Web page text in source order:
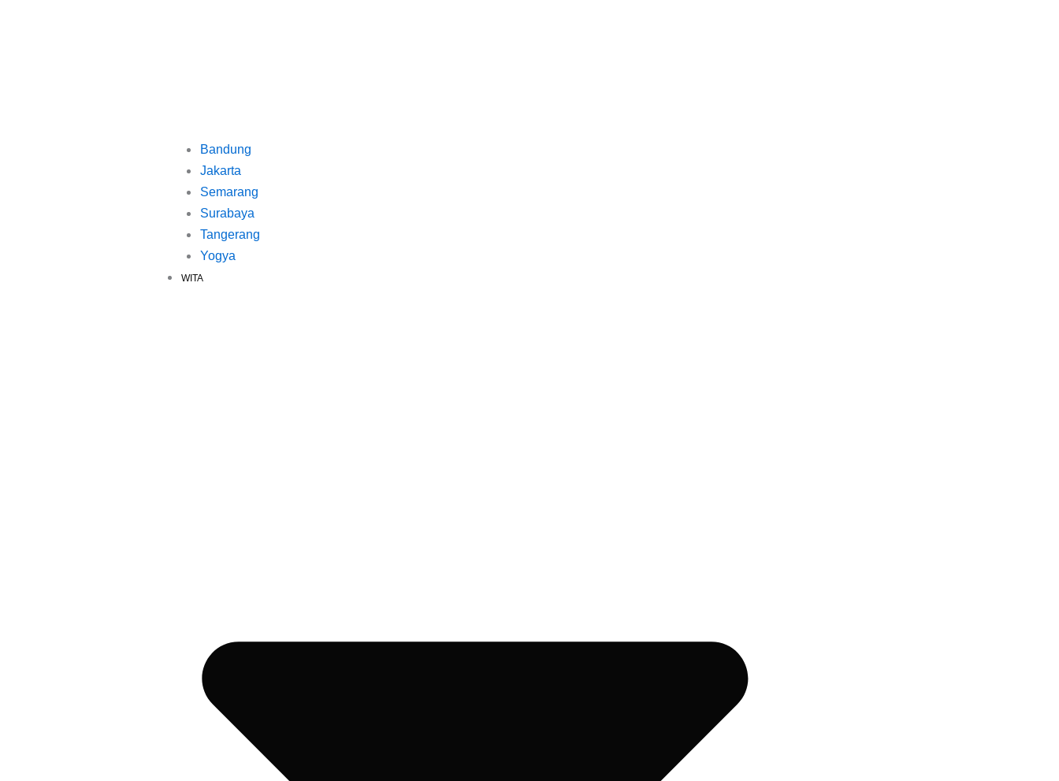
Bandung
Jakarta
Semarang
Surabaya
Tangerang
Yogya
WITA